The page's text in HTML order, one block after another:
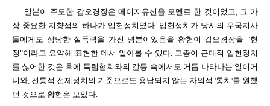
일본이 주도한 갑오경장은 메이지유신을 모델로 한 것이었고, 그 가
장 중요한 지향점의 하나가 입헌정치였다. 입헌정치가 당시의 우국지사
들에게도 상당한 설득력을 가진 명분이었음을 황헌이 갑오경장을 "헌
정"이라고 요약해 표현한 데서 알아볼 수 있다. 고종이 근대적 입헌정치
를 싫어한 것은 후에 독립협회와의 갈등 속에서도 거듭 나타나는 일이거
니와, 전통적 전제정치의 기준으로도 용납되지 않는 자의적 '통치'를 원했
던 것으로 황현은 보았다.